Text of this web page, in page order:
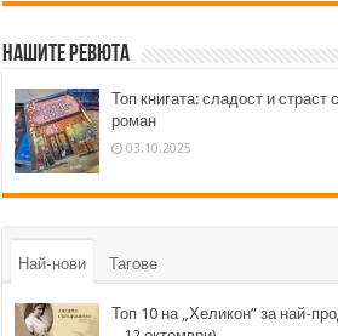
Нашите ревюта
Топ книгата: сладост и страст
роман
03.10.2025
Най-нови Тагове
Топ 10 на „Хеликон” за най-